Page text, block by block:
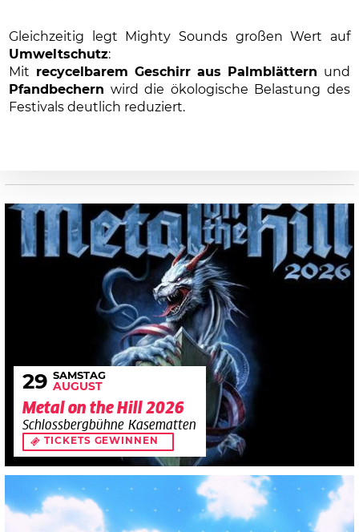
Gleichzeitig legt Mighty Sounds großen Wert auf
Umweltschutz:
Mit recycelbarem Geschirr aus Palmblättern und
Pfandbechern wird die ökologische Belastung des
Festivals deutlich reduziert.
29 SAMSTAG
AUGUST
Metal on the Hill 2026
Schlossbergbühne Kasematten
TICKETS GEWINNEN